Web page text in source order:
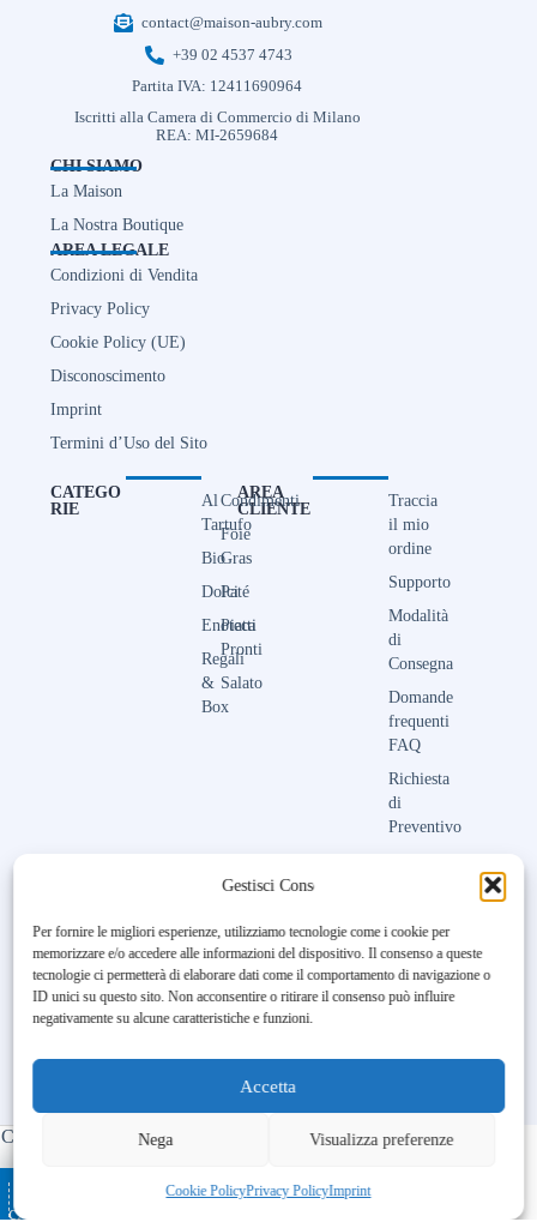
Gestisci Consenso
Per fornire le migliori esperienze, utilizziamo tecnologie come i cookie per
memorizzare e/o accedere alle informazioni del dispositivo. Il consenso a queste
tecnologie ci permetterà di elaborare dati come il comportamento di navigazione o
ID unici su questo sito. Non acconsentire o ritirare il consenso può influire
negativamente su alcune caratteristiche e funzioni.
Accetta
Nega Visualizza preferenze
Cookie PolicyPrivacy PolicyImprint
contact@maison-aubry.com
+39 02 4537 4743
Partita IVA: 12411690964
Iscritti alla Camera di Commercio di Milano
REA: MI-2659684
CHI SIAMO
La Maison
La Nostra Boutique
AREA LEGALE
Condizioni di Vendita
Privacy Policy
Cookie Policy (UE)
Disconoscimento
Imprint
Termini d’Uso del Sito
CATEGO
RIE
Al
Tartufo
Bio
Dolci
Enoteca
Regali
&
Box
Condimenti
Foie
Gras
Paté
Piatti
Pronti
Salato
AREA
CLIENTE
Traccia
il mio
ordine
Supporto
Modalità
di
Consegna
Domande
frequenti
FAQ
Richiesta
di
Preventivo
Unfortunately, the 7-day trial
period has expired.Check our
subscription plans! >>
Copyright © 2023-2026 Maison Aubry | All Rights Reserved |
Ottimizzato con
cATALOGO